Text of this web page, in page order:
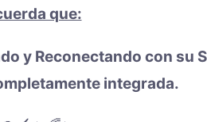
que:
y Reconectando con su
integrada.